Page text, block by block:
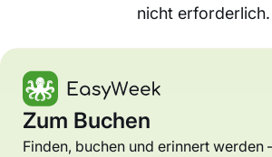
nicht erforderlich.
Zum Buchen
Finden, buchen und erinnert